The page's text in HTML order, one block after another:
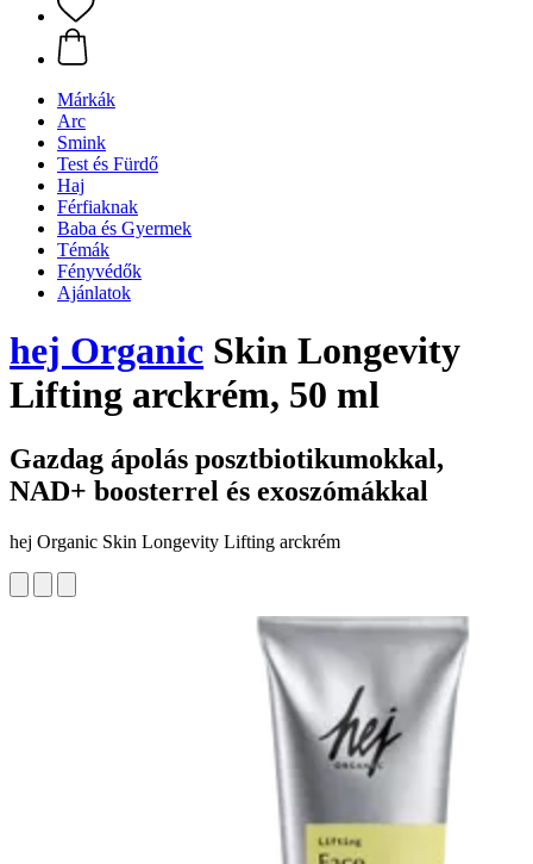
Márkák
Arc
Smink
Test és Fürdő
Haj
Férfiaknak
Baba és Gyermek
Témák
Fényvédők
Ajánlatok
hej Organic Skin Longevity
Lifting arckrém, 50 ml
Gazdag ápolás posztbiotikumokkal,
NAD+ boosterrel és exoszómákkal
hej Organic Skin Longevity Lifting arckrém